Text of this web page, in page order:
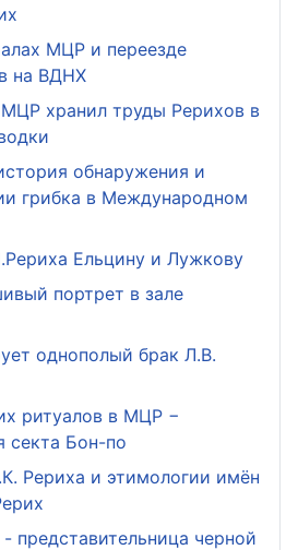
МЦР и переезде
на ВДНХ
хранил труды Рерихов в
обнаружения и
грибка в Международном
Ельцину и Лужкову
портрет в зале
однополый брак Л.В.
ритуалов в МЦР −
секта Бон-по
Рериха и этимологии имён
представительница черной